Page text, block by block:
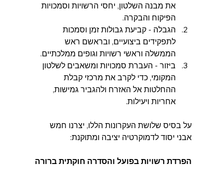
את מבנה השלטון, יחסי הרשויות וסמכויות
הפיקוח והבקרה.
הגבלה - קביעת גבולות זמן וסמכות
לתפקידים ביצועיים, ובראשם ראש
הממשלה וראשי רשויות וגופים ממלכתיים.
ביזור - העברת סמכויות ומשאבים לשלטון
המקומי, כדי לקרב את מרכזי קבלת
ההחלטות אל האזרח ולהגביר גמישות,
אחריות ויעילות.
על בסיס שלושת העקרונות הללו, יצרנו חמש
אבני יסוד לדמוקרטיה יציבה ומתוקנת:
הפרדת רשויות בפועל והסדרה חוקתית ברורה